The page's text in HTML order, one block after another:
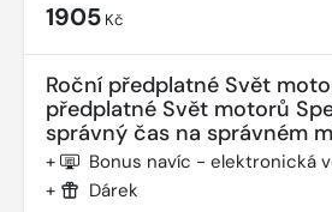
1905 Kč
Roční předplatné Svět
předplatné Svět motorů
správný čas na správném
+ Bonus navíc - elektronická
+ Dárek